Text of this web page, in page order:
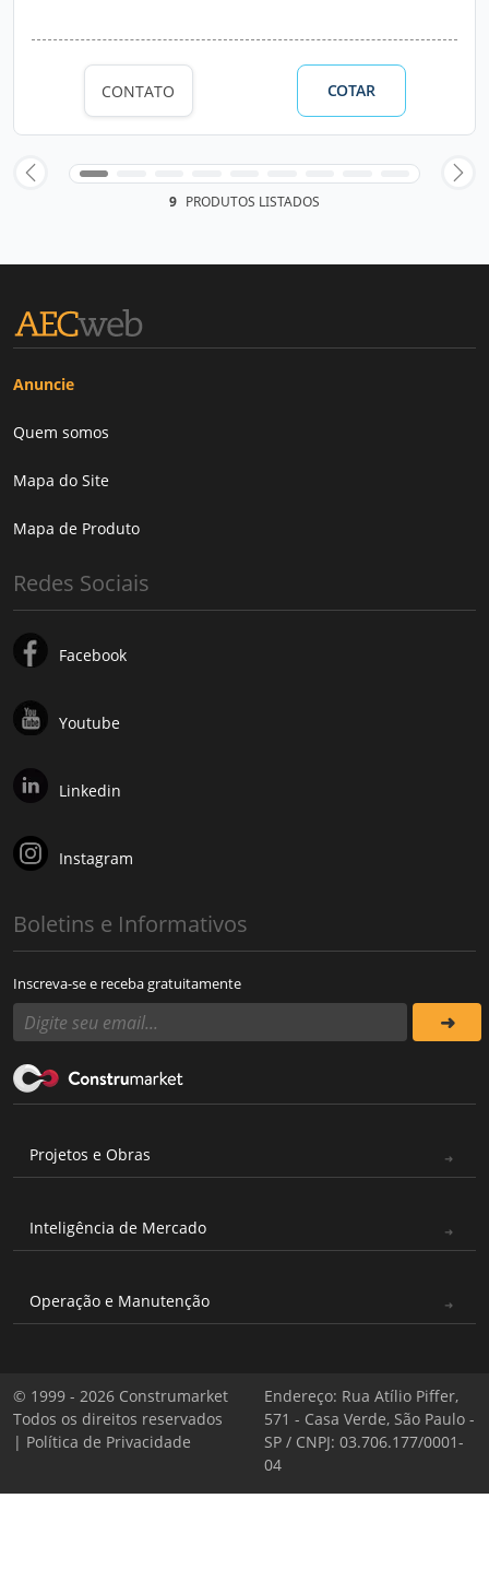
CONTATO COTAR
9 PRODUTOS LISTADOS
Anuncie
Quem somos
Mapa do Site
Mapa de Produto
Redes Sociais
Facebook
Youtube
Linkedin
Instagram
Boletins e Informativos
Inscreva-se e receba gratuitamente
Projetos e Obras
Inteligência de Mercado
Operação e Manutenção
© 1999 - 2026 Construmarket
Todos os direitos reservados
| Política de Privacidade
Endereço: Rua Atílio Piffer,
571 - Casa Verde, São Paulo -
SP / CNPJ: 03.706.177/0001-
04